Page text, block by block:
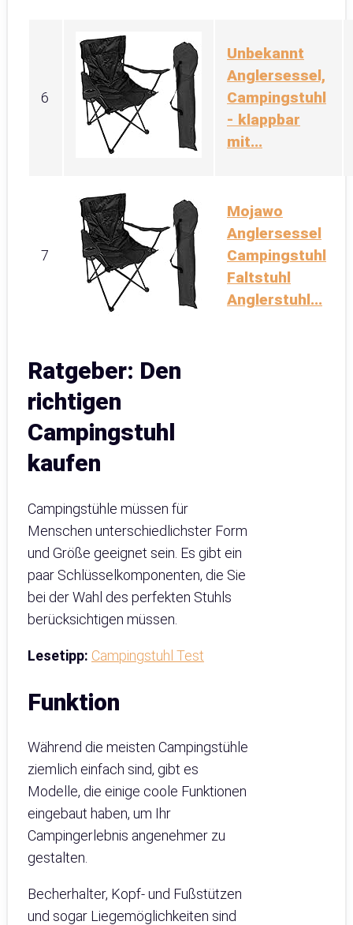
6
Unbekannt
Anglersessel,
Campingstuhl
- klappbar
mit...
7
Mojawo
Anglersessel
Campingstuhl
Faltstuhl
Anglerstuhl...
Ratgeber: Den
richtigen
Campingstuhl
kaufen
Campingstühle müssen für
Menschen unterschiedlichster Form
und Größe geeignet sein. Es gibt ein
paar Schlüsselkomponenten, die Sie
bei der Wahl des perfekten Stuhls
berücksichtigen müssen.
Lesetipp: Campingstuhl Test
Funktion
Während die meisten Campingstühle
ziemlich einfach sind, gibt es
Modelle, die einige coole Funktionen
eingebaut haben, um Ihr
Campingerlebnis angenehmer zu
gestalten.
Becherhalter, Kopf- und Fußstützen
und sogar Liegemöglichkeiten sind